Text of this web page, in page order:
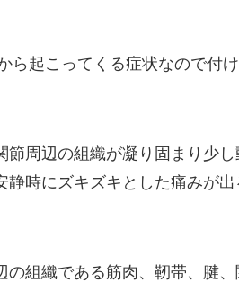
ら起こってくる症状なので付
節周辺の組織が凝り固まり少し
静時にズキズキとした痛みが出
の組織である筋肉、靭帯、腱、